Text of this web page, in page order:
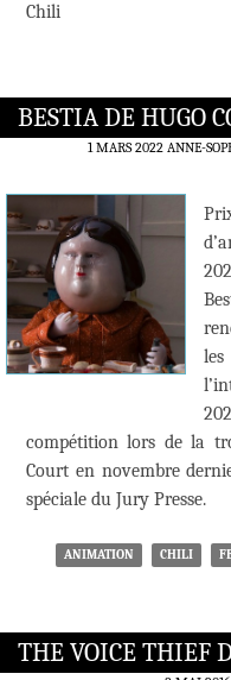
Chili
BESTIA DE HUGO
1 MARS 2022 ANNE-
compétition lors de la
Court en novembre
spéciale du Jury Presse.
ANIMATION CHILI
THE VOICE THIEF